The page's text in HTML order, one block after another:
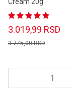
3.019,99 RSD
3.775,00RSD